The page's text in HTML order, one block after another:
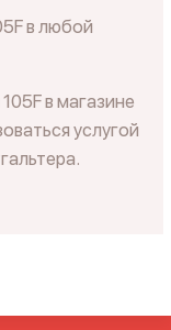
в любой
в магазине
услугой